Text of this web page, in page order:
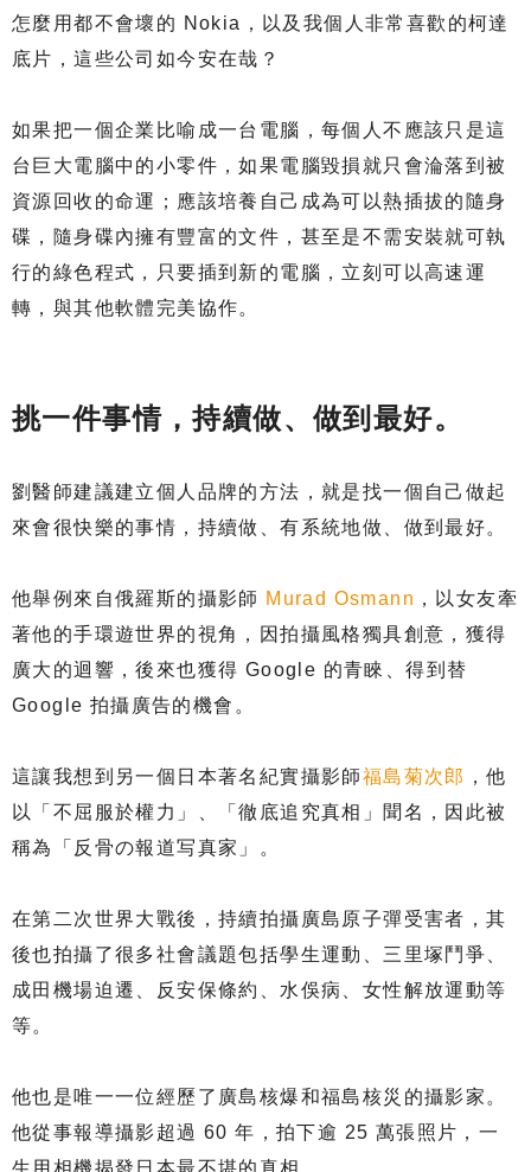
怎麼用都不會壞的 Nokia，以及我個人非常喜歡的柯達
底片，這些公司如今安在哉？
如果把一個企業比喻成一台電腦，每個人不應該只是這
台巨大電腦中的小零件，如果電腦毀損就只會淪落到被
資源回收的命運；應該培養自己成為可以熱插拔的隨身
碟，隨身碟內擁有豐富的文件，甚至是不需安裝就可執
行的綠色程式，只要插到新的電腦，立刻可以高速運
轉，與其他軟體完美協作。
挑一件事情，持續做、做到最好。
劉醫師建議建立個人品牌的方法，就是找一個自己做起
來會很快樂的事情，持續做、有系統地做、做到最好。
他舉例來自俄羅斯的攝影師 Murad Osmann ，以女友牽
著他的手環遊世界的視角，因拍攝風格獨具創意，獲得
廣大的迴響，後來也獲得 Google 的青睞、得到替
Google 拍攝廣告的機會。
這讓我想到另一個日本著名紀實攝影師福島菊次郎 ，他
以「不屈服於權力」、「徹底追究真相」聞名，因此被
稱為「反骨の報道写真家」。
在第二次世界大戰後，持續拍攝廣島原子彈受害者，其
後也拍攝了很多社會議題包括學生運動、三里塚鬥爭、
成田機場迫遷、反安保條約、水俁病、女性解放運動等
等。
他也是唯一一位經歷了廣島核爆和福島核災的攝影家。
他從事報導攝影超過 60 年，拍下逾 25 萬張照片，一